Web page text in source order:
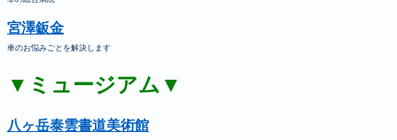
宮澤鈑金
車のお悩みごとを解決します
▼ミュージアム▼
八ヶ岳泰雲書道美術館